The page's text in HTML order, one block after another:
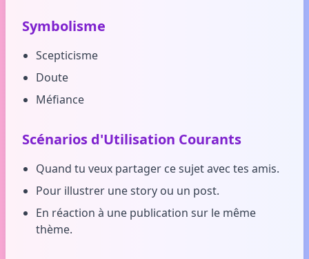
Symbolisme
Scepticisme
Doute
Méfiance
Scénarios d'Utilisation Courants
Quand tu veux partager ce sujet avec tes amis.
Pour illustrer une story ou un post.
En réaction à une publication sur le même
thème.